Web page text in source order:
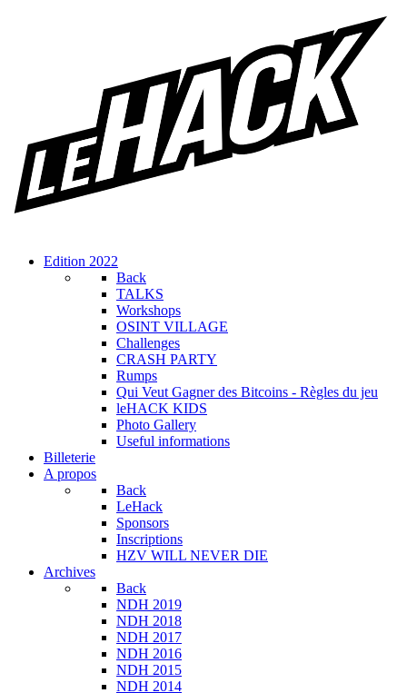
Edition 2022
Back
TALKS
Workshops
OSINT VILLAGE
Challenges
CRASH PARTY
Rumps
Qui Veut Gagner des Bitcoins - Règles du jeu
leHACK KIDS
Photo Gallery
Useful informations
Billeterie
A propos
Back
LeHack
Sponsors
Inscriptions
HZV WILL NEVER DIE
Archives
Back
NDH 2019
NDH 2018
NDH 2017
NDH 2016
NDH 2015
NDH 2014